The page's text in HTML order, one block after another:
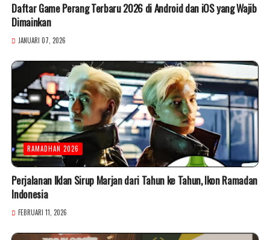
Daftar Game Perang Terbaru 2026 di Android dan iOS yang Wajib
Dimainkan
JANUARI 07, 2026
RAMADHAN 2026
Perjalanan Iklan Sirup Marjan dari Tahun ke Tahun, Ikon Ramadan
Indonesia
FEBRUARI 11, 2026